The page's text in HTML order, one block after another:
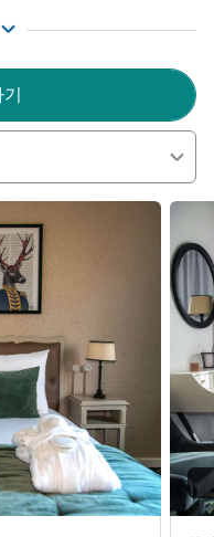
Maffliers is a
break in the
The ideal place for
welcome to our
세부